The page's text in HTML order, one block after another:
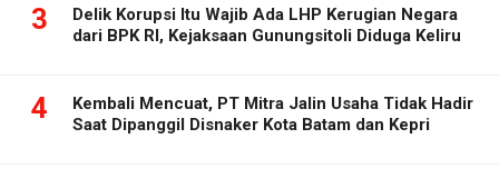
3
Delik Korupsi Itu Wajib Ada LHP Kerugian Negara
dari BPK RI, Kejaksaan Gunungsitoli Diduga Keliru
4
Kembali Mencuat, PT Mitra Jalin Usaha Tidak Hadir
Saat Dipanggil Disnaker Kota Batam dan Kepri